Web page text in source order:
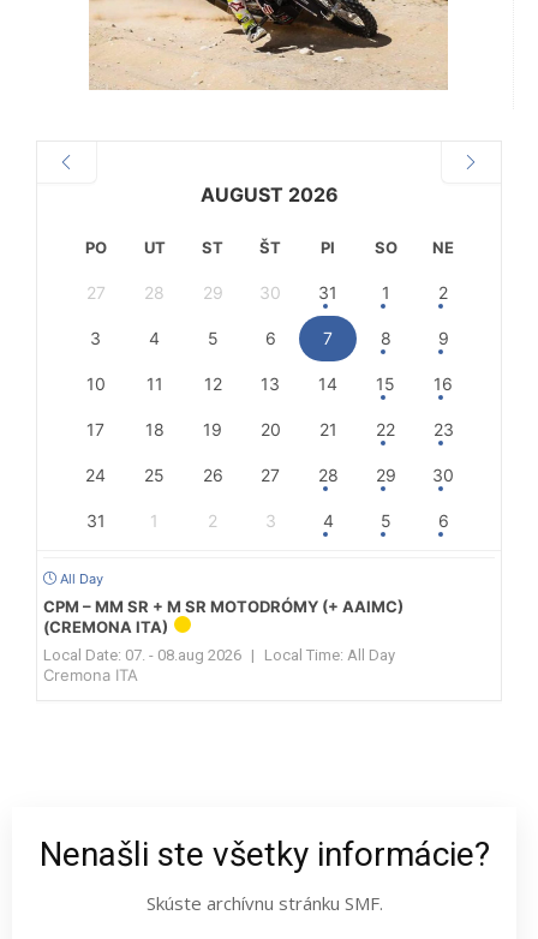
AUGUST 2026
PO UT ST ŠT PI SO NE
27 28 29 30 31 1 2
3 4 5 6 7 8 9
10 11 12 13 14 15 16
17 18 19 20 21 22 23
24 25 26 27 28 29 30
31 1 2 3 4 5 6
All Day
CPM – MM SR + M SR MOTODRÓMY (+ AAIMC)
(CREMONA ITA)
Local Date: 07. - 08.aug 2026 | Local Time: All Day
Cremona ITA
Nenašli ste všetky informácie?
Skúste archívnu stránku SMF.